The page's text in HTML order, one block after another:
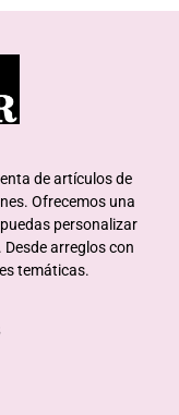
de artículos de
Ofrecemos una
personalizar
arreglos con
temáticas.